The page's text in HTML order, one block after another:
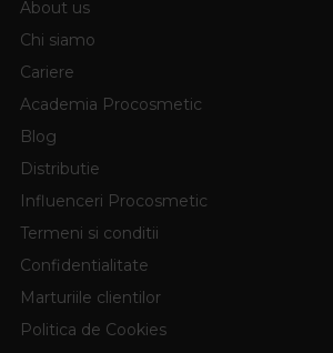
About us
Chi siamo
Cariere
Academia Procosmetic
Blog
Distributie
Influenceri Procosmetic
Termeni si conditii
Confidentialitate
Marturiile clientilor
Politica de Cookies